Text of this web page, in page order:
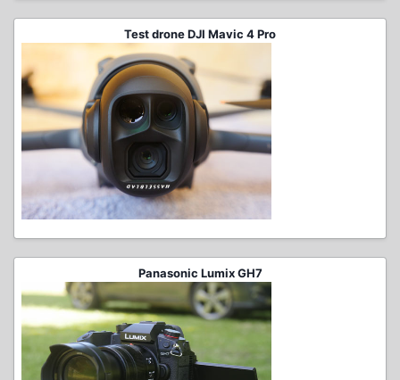
Test drone DJI Mavic 4 Pro
Panasonic Lumix GH7